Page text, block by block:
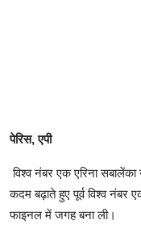
पेरिस, एपी
विश्व नंबर एक एरिना
कदम बढ़ाते हुए पूर्व विश्व नंबर
फाइनल में जगह बना ली।